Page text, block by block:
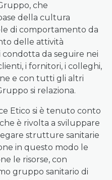
che
della cultura
di comportamento da
delle attività
condotta da seguire nei
i fornitori, i colleghi,
e con tutti gli altri
si relaziona.
Etico si è tenuto conto
è rivolta a sviluppare
strutture sanitarie
in questo modo le
le risorse, con
gruppo sanitario di